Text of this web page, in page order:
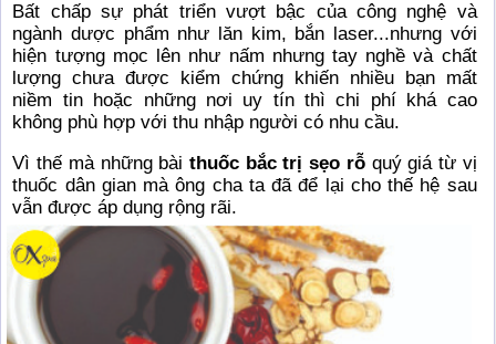
Bất chấp sự phát triển vượt bậc của công nghệ và
ngành dược phẩm như lăn kim, bắn laser...nhưng với
hiện tượng mọc lên như nấm nhưng tay nghề và chất
lượng chưa được kiểm chứng khiến nhiều bạn mất
niềm tin hoặc những nơi uy tín thì chi phí khá cao
không phù hợp với thu nhập người có nhu cầu.
Vì thế mà những bài thuốc bắc trị sẹo rỗ quý giá từ vị
thuốc dân gian mà ông cha ta đã để lại cho thế hệ sau
vẫn được áp dụng rộng rãi.